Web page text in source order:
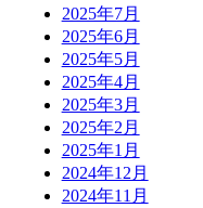
2025年7月
2025年6月
2025年5月
2025年4月
2025年3月
2025年2月
2025年1月
2024年12月
2024年11月